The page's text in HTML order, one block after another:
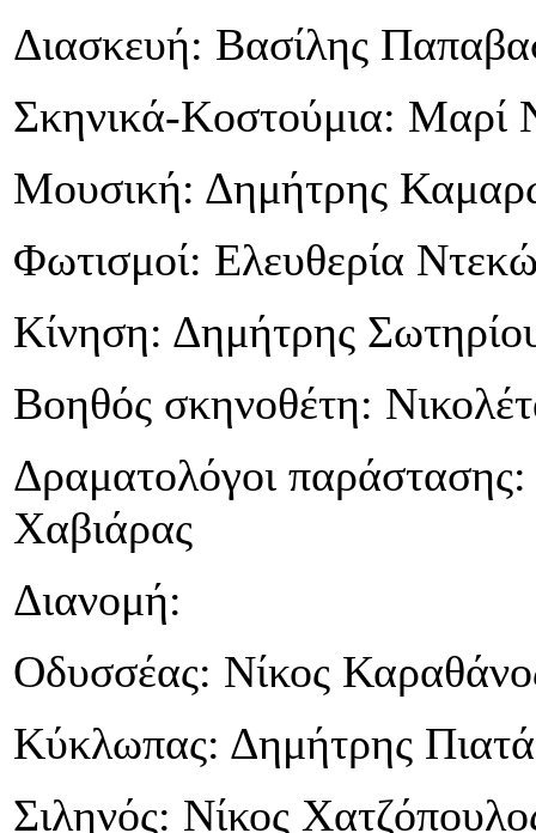
Διασκευή: Βασίλης
Σκηνικά-Κοστούμια: Μαρί
Μουσική: Δημήτρης
Φωτισμοί: Ελευθερία
Κίνηση: Δημήτρης
Βοηθός σκηνοθέτη:
Δραματολόγοι
Χαβιάρας
Διανομή:
Οδυσσέας: Νίκος
Κύκλωπας: Δημήτρης
Σιληνός: Νίκος